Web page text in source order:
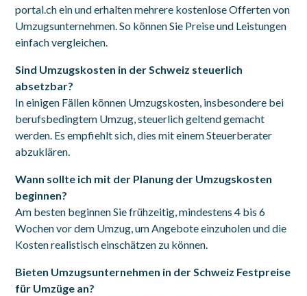
portal.ch ein und erhalten mehrere kostenlose Offerten von
Umzugsunternehmen. So können Sie Preise und Leistungen
einfach vergleichen.
Sind Umzugskosten in der Schweiz steuerlich
absetzbar?
In einigen Fällen können Umzugskosten, insbesondere bei
berufsbedingtem Umzug, steuerlich geltend gemacht
werden. Es empfiehlt sich, dies mit einem Steuerberater
abzuklären.
Wann sollte ich mit der Planung der Umzugskosten
beginnen?
Am besten beginnen Sie frühzeitig, mindestens 4 bis 6
Wochen vor dem Umzug, um Angebote einzuholen und die
Kosten realistisch einschätzen zu können.
Bieten Umzugsunternehmen in der Schweiz Festpreise
für Umzüge an?